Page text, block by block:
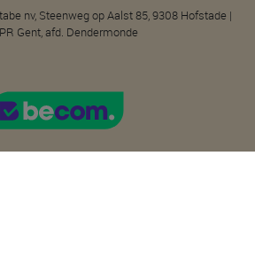
nv, Steenweg op Aalst 85, 9308 Hofstade |
Gent, afd. Dendermonde